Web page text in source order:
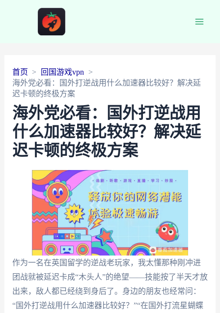
首页
回国游戏vpn
海外党必看：国外打逆战用什么加速器比较好？解决延
迟卡顿的终极方案
海外党必看：国外打逆战用
什么加速器比较好？解决延
迟卡顿的终极方案
作为一名在英国留学的逆战老玩家，我太懂那种刚冲进
团战就被延迟卡成“木头人”的绝望——技能按了半天才放
出来，敌人都已经绕到身后了。身边的朋友也经常问：
“国外打逆战用什么加速器比较好？”“在国外打流星蝴蝶